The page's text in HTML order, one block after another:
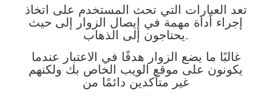
تعد العبارات التي تحث المستخدم على اتخاذ
إجراء أداة مهمة في إيصال الزوار إلى حيث
يحتاجون إلى الذهاب.
غالبًا ما يضع الزوار هدفًا في الاعتبار عندما
يكونون على موقع الويب الخاص بك ولكنهم
غير متأكدين دائمًا من